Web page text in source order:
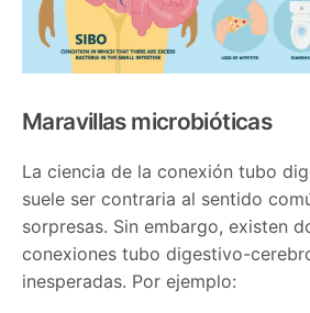
Maravillas microbióticas
La ciencia de la conexión tubo
suele ser contraria al sentido
sorpresas. Sin embargo, existen
conexiones tubo digestivo-
inesperadas. Por ejemplo: